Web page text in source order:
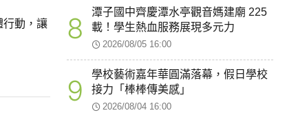
行動，讓
8
潭子國中齊慶潭水亭觀音媽建廟 225
載！學生熱血服務展現多元力
2026/08/05 16:00
9
學校藝術嘉年華圓滿落幕，假日學校
接力「棒棒傳美感」
2026/08/04 16:00